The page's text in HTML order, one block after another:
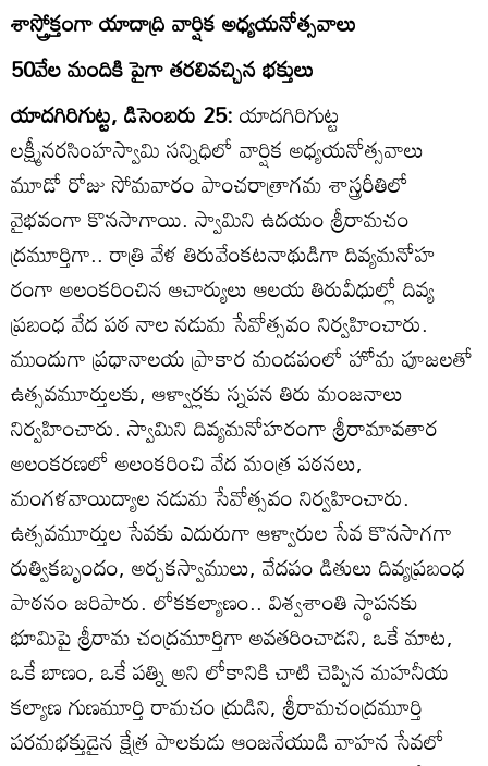
శాస్త్రోక్తంగా యాదాద్రి వార్షిక అధ్యయనోత్సవాలు
50వేల మందికి పైగా తరలివచ్చిన భక్తులు
యాదగిరిగుట్ట, డిసెంబరు 25:యాదగిరిగుట్ట
లక్ష్మీనరసింహస్వామి సన్నిధిలో వార్షిక అధ్యయనోత్సవాలు
మూడో రోజు సోమవారం పాంచరాత్రాగమ శాస్త్రరీతిలో
వైభవంగా కొనసాగాయి. స్వామిని ఉదయం శ్రీరామచం
ద్రమూర్తిగా.. రాత్రి వేళ తిరువేంకటనాథుడిగా దివ్యమనోహ
రంగా అలంకరించిన ఆచార్యులు ఆలయ తిరువీధుల్లో దివ్య
ప్రబంధ వేద పఠ నాల నడుమ సేవోత్సవం నిర్వహించారు.
ముందుగా ప్రధానాలయ ప్రాకార మండపంలో హోమ పూజలతో
ఉత్సవమూర్తులకు, ఆళ్వార్లకు స్నపన తిరు మంజనాలు
నిర్వహించారు. స్వామిని దివ్యమనోహరంగా శ్రీరామావతార
అలంకరణలో అలంకరించి వేద మంత్ర పఠనలు,
మంగళవాయిద్యాల నడుమ సేవోత్సవం నిర్వహించారు.
ఉత్సవమూర్తుల సేవకు ఎదురుగా ఆళ్వారుల సేవ కొనసాగగా
రుత్వికబృందం, అర్చకస్వాములు, వేదపం డితులు దివ్యప్రబంధ
పాఠనం జరిపారు. లోకకల్యాణం.. విశ్వశాంతి స్థాపనకు
భూమిపై శ్రీరామ చంద్రమూర్తిగా అవతరించాడని, ఒకే మాట,
ఒకే బాణం, ఒకే పత్ని అని లోకానికి చాటి చెప్పిన మహనీయ
కల్యాణ గుణమూర్తి రామచం ద్రుడిని, శ్రీరామచంద్రమూర్తి
పరమభక్తుడైన క్షేత్ర పాలకుడు ఆంజనేయుడి వాహన సేవలో